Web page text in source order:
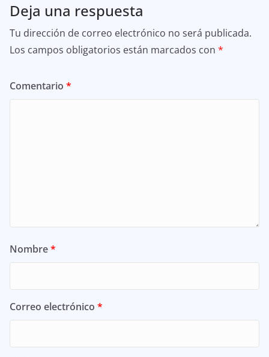
Deja una respuesta
Tu dirección de correo electrónico no será publicada.
Los campos obligatorios están marcados con *
Comentario *
Nombre*
Correo electrónico *